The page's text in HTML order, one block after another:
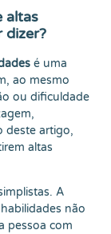
altas
dizer?
é uma
ao mesmo
ou dificuldade
deste artigo,
altas
A
não
pessoa com